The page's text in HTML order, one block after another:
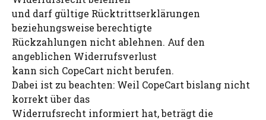
und darf gültige Rücktrittserklärungen
beziehungsweise berechtigte
Rückzahlungen nicht ablehnen. Auf den
angeblichen Widerrufsverlust
kann sich CopeCart nicht berufen.
Dabei ist zu beachten: Weil CopeCart bislang nicht
korrekt über das
Widerrufsrecht informiert hat, beträgt die